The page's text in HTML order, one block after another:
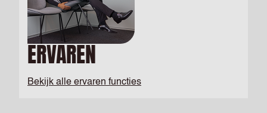
ERVAREN
Bekijk alle ervaren functies